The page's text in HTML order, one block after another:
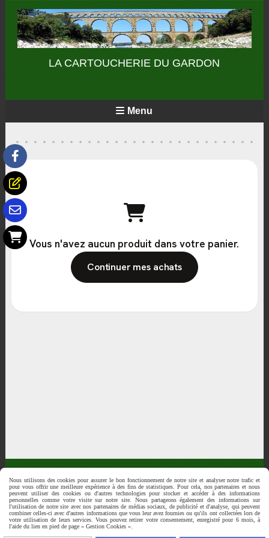
LA CARTOUCHERIE DU GARDON
Menu
Vous n'avez aucun produit dans votre panier.
Continuer mes achats
MEGA-SPEED est une marque de La CARTOUCHERIE du GARDON à
Montfrin dans le Gard...
Mentions Légales
Gestion cookies Mon Compte
Facebook est désactivé.
Nous utilisons des cookies pour assurer le bon fonctionnement de notre site et analyser notre trafic et
pour vous offrir une meilleure expérience à des fins de statistiques. Pour cela, nos partenaires et nous
peuvent utiliser des cookies ou d'autres technologies pour stocker et accéder à des informations
personnelles comme votre visite sur notre site. Nous partageons également des informations sur
l'utilisation de notre site avec nos partenaires de médias sociaux, de publicité et d'analyse, qui peuvent
combiner celles-ci avec d'autres informations que vous leur avez fournies ou qu'ils ont collectées lors de
votre utilisation de leurs services. Vous pouvez retirer votre consentement, enregistré pour 6 mois, à
l'aide du lien en pied de page « Gestion Cookies ».